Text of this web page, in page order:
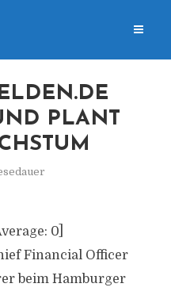
PLANT
0]
Financial Officer
beim Hamburger